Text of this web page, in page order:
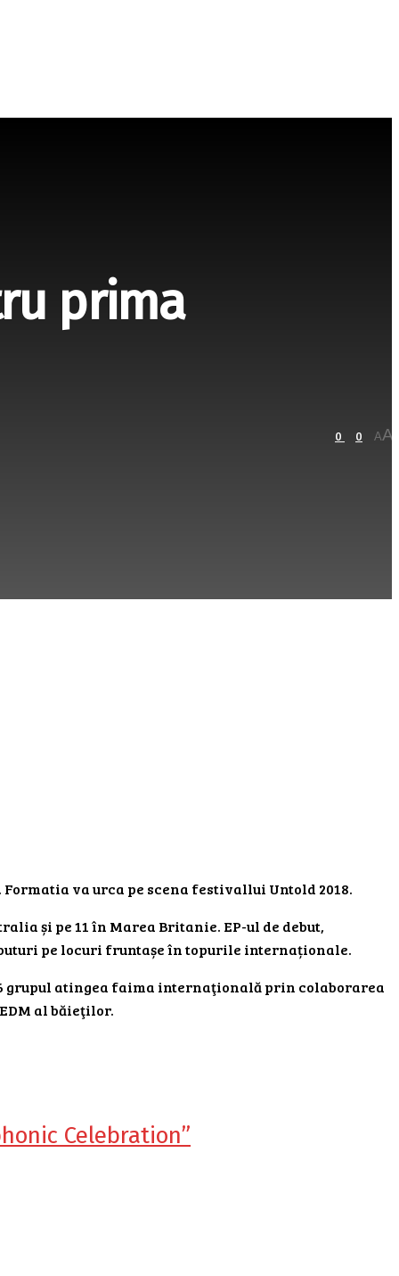
prima
0 0 AA
va urca pe scena festivallui Untold 2018.
și pe 11 în Marea Britanie. EP-ul de debut,
pe locuri fruntașe în topurile internaționale.
grupul atingea faima internaţională prin colaborarea
al băieţilor.
Celebration”